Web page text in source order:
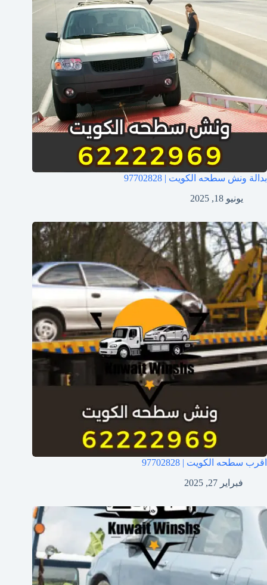
بدالة ونش سطحه الكويت | 97702828
يونيو 18, 2025
اقرب سطحه الكويت | 97702828
فبراير 27, 2025